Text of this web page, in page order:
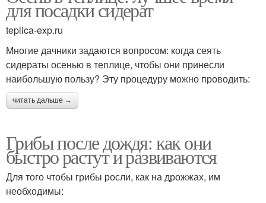
для посадки сидерат
teplica-exp.ru
Многие дачники задаются вопросом: когда сеять
сидераты осенью в теплице, чтобы они принесли
наибольшую пользу? Эту процедуру можно проводить:
читать дальше →
Грибы после дождя: как они
быстро растут и развиваются
Для того чтобы грибы росли, как на дрожжах, им
необходимы: